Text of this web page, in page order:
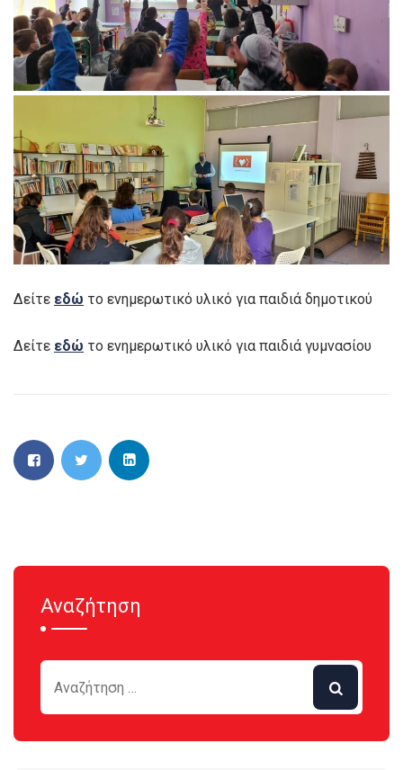
Δείτε εδώ το ενημερωτικό υλικό για παιδιά δημοτικού
Δείτε εδώ το ενημερωτικό υλικό για παιδιά γυμνασίου
Αναζήτηση